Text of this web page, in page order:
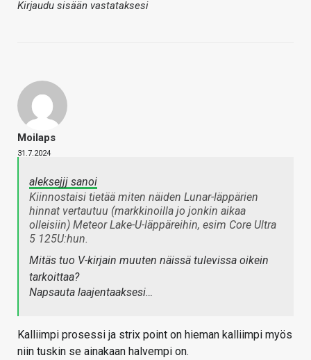
Kirjaudu sisään vastataksesi
Moilaps
31.7.2024
aleksejjj sanoi
Kiinnostaisi tietää miten näiden Lunar-läppärien
hinnat vertautuu (markkinoilla jo jonkin aikaa
olleisiin) Meteor Lake-U-läppäreihin, esim Core Ultra
5 125U:hun.
Mitäs tuo V-kirjain muuten näissä tulevissa oikein
tarkoittaa?
Napsauta laajentaaksesi…
Kalliimpi prosessi ja strix point on hieman kalliimpi myös
niin tuskin se ainakaan halvempi on.